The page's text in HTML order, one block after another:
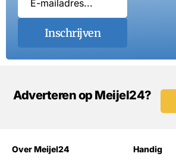
Inschrijven
Adverteren op Meijel24?
Over Meijel24 Handig